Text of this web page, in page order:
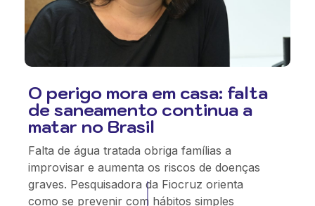
O perigo mora em casa: falta
de saneamento continua a
matar no Brasil
Falta de água tratada obriga famílias a
improvisar e aumenta os riscos de doenças
graves. Pesquisadora da Fiocruz orienta
como se prevenir com hábitos simples